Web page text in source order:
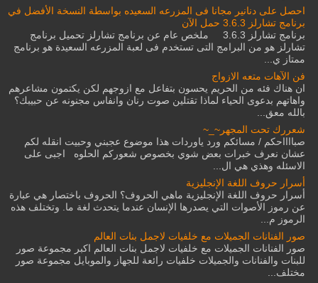
احصل على دنانير مجانا فى المزرعه السعيده بواسطة النسخة الأفضل في
برنامج تشارلز 3.6.3 حمل الآن
برنامج تشارلز 3.6.3 ملخص عام عن برنامج تشارلز تحميل برنامج
تشارلز هو من البرامج التى تستخدم فى لعبة المزرعه السعيدة هو برنامج
ممتاز ي...
فن الآهات متعه الازواج
ان هناك فئه من الحريم يحسون بتفاعل مع ازوجهم لكن يكتمون مشاعرهم
واهاتهم بدعوى الحياء لماذا تقتلين صوت رنان وانفاس مجنونه عن حبيبك؟
بالله معق...
شعررك تحت المجهر~_~
صبااااحكم / مسائكم ورد ياوردات هذا موضوع عجبني وحبيت انقله لكم
عشان نعرف خبرات بعض شوي بخصوص شعوركم الحلوه اجبى على
الاسئله وهذي هي ال...
أسرار حروف اللغة الإنجليزية
أسرار حروف اللغة الإنجليزية ماهي الحروف؟ الحروف باختصار هي عبارة
عن رموز الأصوات التي يصدرها الإنسان عندما يتحدث لغة ما. وتختلف هذه
الرموز م...
صور الفنانات الجميلات مع خلفيات لاجمل بنات العالم
صور الفنانات الجميلات مع خلفيات لاجمل بنات العالم اكبر مجموعة صور
للبنات والفنانات والجميلات خلفيات رائعة للجهاز والموبايل مجموعة صور
مختلف...